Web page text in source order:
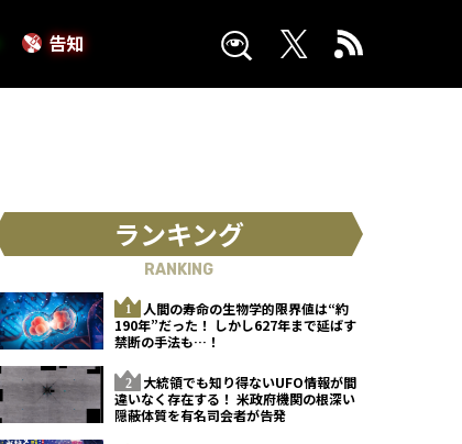
告知
ランキング
RANKING
人間の寿命の生物学的限界値は“約
190年”だった！ しかし627年まで延ばす
禁断の手法も…！
大統領でも知り得ないUFO情報が間
違いなく存在する！ 米政府機関の根深い
隠蔽体質を有名司会者が告発